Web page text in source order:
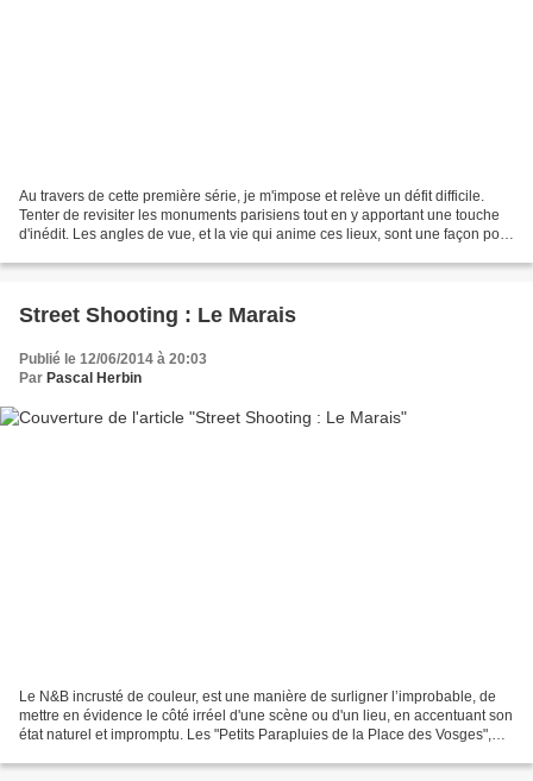
Au travers de cette première série, je m'impose et relève un défit difficile.
Tenter de revisiter les monuments parisiens tout en y apportant une touche
d'inédit. Les angles de vue, et la vie qui anime ces lieux, sont une façon pour
Street Shooting : Le Marais
Publié le 12/06/2014 à 20:03
Par Pascal Herbin
Le N&B incrusté de couleur, est une manière de surligner l’improbable, de
mettre en évidence le côté irréel d'une scène ou d'un lieu, en accentuant son
état naturel et impromptu. Les "Petits Parapluies de la Place des Vosges",